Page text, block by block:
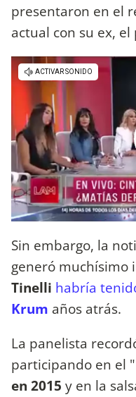
presentaron en el
actual con su ex,
Sin embargo, la
generó muchísimo
Tinelli habría
Krum años atrás.
La panelista
participando en el "
en 2015 y en la